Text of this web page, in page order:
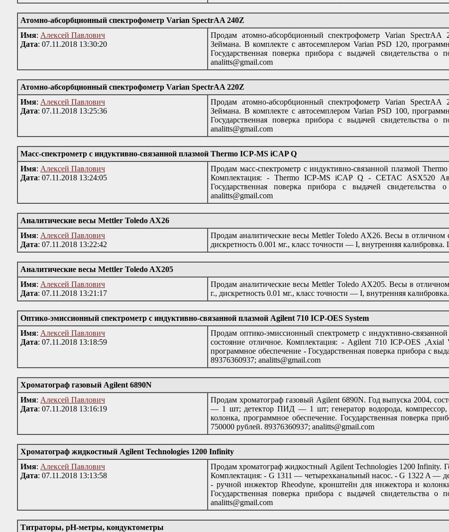
Атомно-абсорбционный спектрофометр Varian SpectrAA 240Z
Имя: Алексей Павлович
Дата: 07.11.2018 13:30:20
Продам атомно-абсорбционный спектрофометр Varian SpectrAA
Зеймана. В комплекте с автосемплером Varian PSD 120,
Государственная поверка прибора с выдачей свидетельства о
analitts@gmail.com
Атомно-абсорбционный спектрофометр Varian SpectrAA 220Z
Имя: Алексей Павлович
Дата: 07.11.2018 13:25:36
Продам атомно-абсорбционный спектрофометр Varian SpectrAA
Зеймана. В комплекте с автосемплером Varian PSD 100,
Государственная поверка прибора с выдачей свидетельства о
analitts@gmail.com
Масс-спектрометр с индуктивно-связанной плазмой Thermo ICP-MS iCAP Q
Имя: Алексей Павлович
Дата: 07.11.2018 13:24:05
Продам масс-спектрометр с индуктивно-связанной плазмой
Комплектация: - Thermo ICP-MS iCAP Q - CETAC ASX520
Государственная поверка прибора с выдачей
analitts@gmail.com
Аналитические весы Mettler Toledo AX26
Имя: Алексей Павлович
Дата: 07.11.2018 13:22:42
Продам аналитические весы Mettler Toledo AX26. Весы в отличном
дискретность 0.001 мг., класс точности — I, внутренняя
Аналитические весы Mettler Toledo AX205
Имя: Алексей Павлович
Дата: 07.11.2018 13:21:17
Продам аналитические весы Mettler Toledo AX205. Весы в
г., дискретность 0.01 мг., класс точности — I, внутренняя
Оптико-эмиссионный спектрометр с индуктивно-связанной плазмой Agilent 710 ICP-OES System
Имя: Алексей Павлович
Дата: 07.11.2018 13:18:59
Продам оптико-эмиссионный спектрометр с индуктивно-
состояние отличное. Комплектация: - Agilent 710 ICP-OES ,Axial
программное обеспечение - Государственная поверка прибора с
89376360937; analitts@gmail.com
Хроматограф газовый Agilent 6890N
Имя: Алексей Павлович
Дата: 07.11.2018 13:16:19
Продам хроматограф газовый Agilent 6890N. Год выпуска 2004,
— 1 шт; детектор ПИД — 1 шт; генератор водорода, компрессор,
колонка, программное обеспечение. Государственная поверка
750000 рублей. 89376360937; analitts@gmail.com
Хроматограф жидкостный Agilent Technologies 1200 Infinity
Имя: Алексей Павлович
Дата: 07.11.2018 13:13:58
Продам хроматограф жидкостный Agilent Technologies 1200 Infinity.
Комплектация: - G 1311 — четырехканальный насос. - G 1322 A —
- ручной инжектор Rheodyne, кронштейн для инжектора и
Государственная поверка прибора с выдачей свидетельства о
analitts@gmail.com
Титраторы, рН-метры, кондуктометры